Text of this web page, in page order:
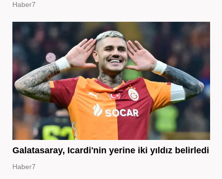
Haber7
Galatasaray, Icardi'nin yerine iki yıldız belirledi
Haber7